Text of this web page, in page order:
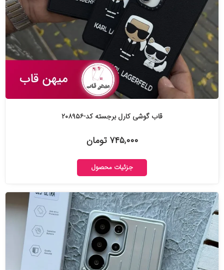
قاب گوشی کارل برجسته کد-۲۰۸۹۵۶
۷۴۵,۰۰۰ تومان
جزئیات محصول